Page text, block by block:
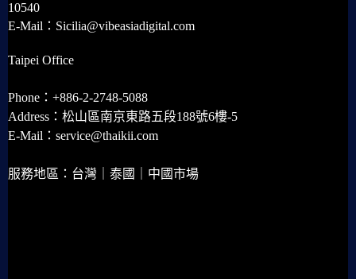
10540
E-Mail：Sicilia@vibeasiadigital.com
Taipei Office
Phone：+886-2-2748-5088
Address：松山區南京東路五段188號6樓-5
E-Mail：service@thaikii.com
服務地區：台灣｜泰國｜中國市場